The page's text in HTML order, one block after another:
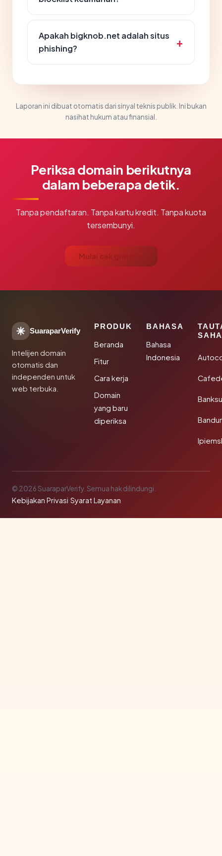
Apakah bigknob.net adalah situs
phishing?
Laporan ini dibuat otomatis dari sinyal teknis publik. Ini bukan
nasihat hukum atau finansial.
Periksa domain berikutnya
dalam beberapa detik.
Tanpa pendaftaran. Tanpa kartu kredit. Tanpa kuota
tersembunyi.
Mulai cek gratis →
SuaraparVerify
Intelijen domain
otomatis dan
independen untuk
web terbuka.
PRODUK
Beranda
Fitur
Cara kerja
Domain
yang baru
diperiksa
BAHASA
Bahasa
Indonesia
© 2026 SuaraparVerify. Semua hak dilindungi.
Kebijakan Privasi·Syarat Layanan